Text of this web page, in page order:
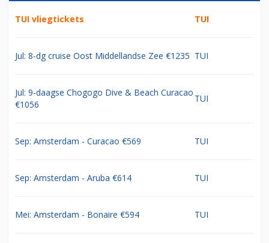
TUI vliegtickets TUI
Jul: 8-dg cruise Oost Middellandse Zee €1235 TUI
Jul: 9-daagse Chogogo Dive & Beach Curacao
€1056
TUI
Sep: Amsterdam - Curacao €569 TUI
Sep: Amsterdam - Aruba €614 TUI
Mei: Amsterdam - Bonaire €594 TUI